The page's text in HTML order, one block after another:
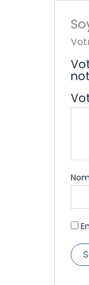
Nom